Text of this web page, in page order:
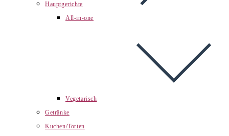
Hauptgerichte
All-in-one
Vegetarisch
Getränke
Kuchen/Torten